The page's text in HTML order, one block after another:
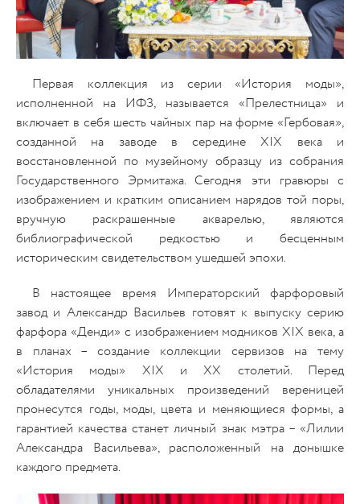
Первая коллекция из серии «История моды»,
исполненной на ИФЗ, называется «Прелестница» и
включает в себя шесть чайных пар на форме «Гербовая»,
созданной на заводе в середине XIX века и
восстановленной по музейному образцу из собрания
Государственного Эрмитажа. Сегодня эти гравюры с
изображением и кратким описанием нарядов той поры,
вручную раскрашенные акварелью, являются
библиографической редкостью и бесценным
историческим свидетельством ушедшей эпохи.
В настоящее время Императорский фарфоровый
завод и Александр Васильев готовят к выпуску серию
фарфора «Денди» с изображением модников XIX века, а
в планах – создание коллекции сервизов на тему
«История моды» XIX и XX столетий. Перед
обладателями уникальных произведений вереницей
пронесутся годы, моды, цвета и меняющиеся формы, а
гарантией качества станет личный знак мэтра – «Лилии
Александра Васильева», расположенный на донышке
каждого предмета.